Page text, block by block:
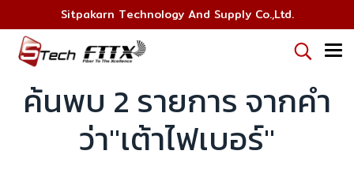
Sitpakarn Technology And Supply Co.,Ltd.
ค้นพบ 2 รายการ จากคำ
ว่า"เต้าไฟเบอร์"